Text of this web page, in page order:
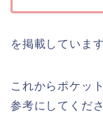
を掲載しています
これからポケッ
参考にしてくださ